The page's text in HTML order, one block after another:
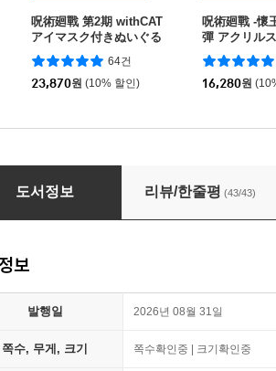
呪術廻戰 第2期 withCAT
アイマスク付きぬいぐる
みキ-ホルダ- 懷玉.玉折 夏
油傑
64건
23,870원 (10% 할인)
呪術廻戰 -懷
彈 アクリル
條.夏油 めん
16,280원
도서) 呪術廻戰 ちみけもますこっと 懷玉.
도서정보 리뷰/한줄평 (43/43)
보
발행일 2026년 08월 31일
쪽수, 무게, 크기 쪽수확인중 | 크기확인중